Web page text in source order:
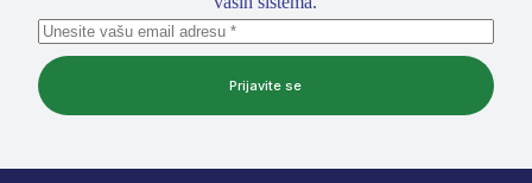
Prijavite se